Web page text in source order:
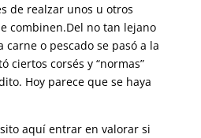
de realzar unos u otros
combinen.Del no tan lejano
o pescado se pasó a la
ciertos corsés y “normas”
Hoy parece que se haya
aquí entrar en valorar si